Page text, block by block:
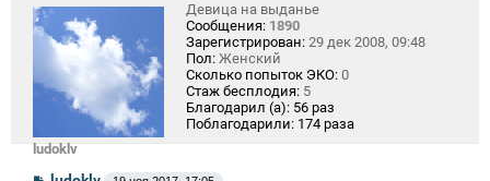
ludoklv
Девица на выданье
Сообщения: 1890
Зарегистрирован: 29 дек 2008, 09:48
Пол: Женский
Сколько попыток ЭКО: 0
Стаж бесплодия: 5
Благодарил (а): 56 раз
Поблагодарили: 174 раза